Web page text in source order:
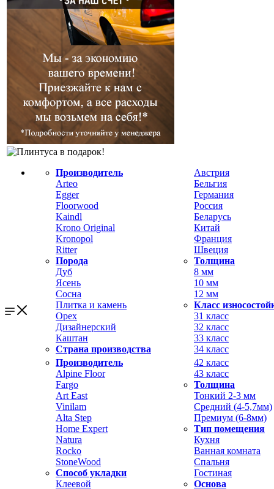
Производитель
Arteo
Egger
Floorwood
Kaindl
Krono Original
Kronopol
Ritter
Порода
Дуб
Ясень
Сосна
Плитка и камень
Орех
Дизайнерский
Каштан
Страна производства
Австрия
Бельгия
Германия
Россия
Беларусь
Китай
Франция
Швеция
Толщина
8 мм
10 мм
12 мм
Класс
31 класс
32 класс
33 класс
34 класс
Производитель
Alpine Floor
Fargo
Art East
Vinilam
Alta Step
Home Expert
Natura
Rocko
StoneWood
Способ укладки
Клеевой
42 класс
43 класс
Толщина
Тонкий 2-3 мм
Средний (4-5,7мм)
Премиум (6-8мм)
Тип помещения
Кухня
Ванная комната
Спальня
Гостиная
Основа